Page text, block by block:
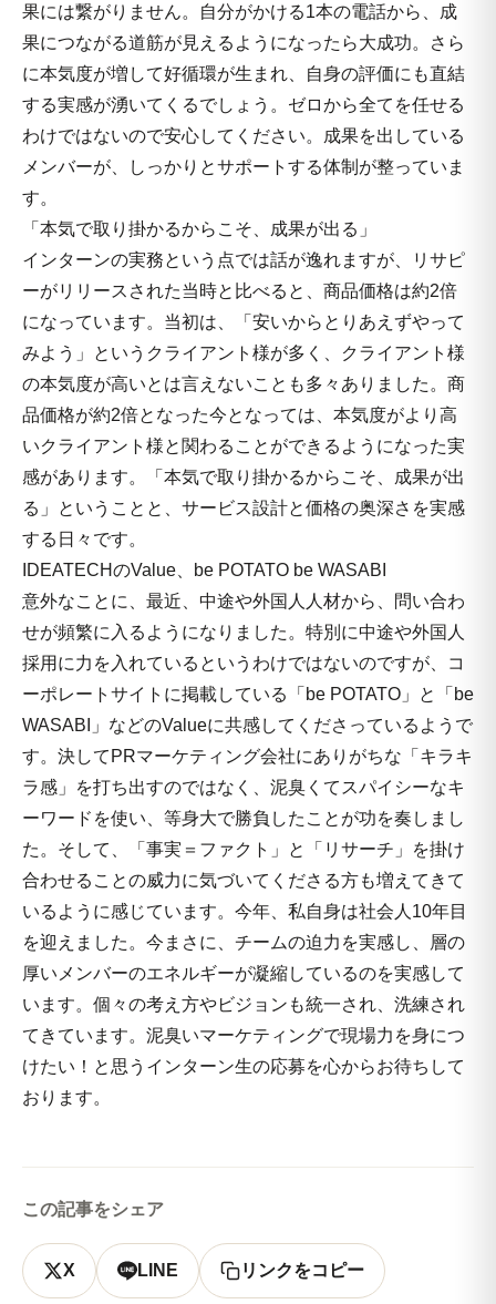
果には繋がりません。自分がかける1本の電話から、成
果につながる道筋が見えるようになったら大成功。さら
に本気度が増して好循環が生まれ、自身の評価にも直結
する実感が湧いてくるでしょう。ゼロから全てを任せる
わけではないので安心してください。成果を出している
メンバーが、しっかりとサポートする体制が整っていま
す。
「本気で取り掛かるからこそ、成果が出る」
インターンの実務という点では話が逸れますが、リサピ
ーがリリースされた当時と比べると、商品価格は約2倍
になっています。当初は、「安いからとりあえずやって
みよう」というクライアント様が多く、クライアント様
の本気度が高いとは言えないことも多々ありました。商
品価格が約2倍となった今となっては、本気度がより高
いクライアント様と関わることができるようになった実
感があります。「本気で取り掛かるからこそ、成果が出
る」ということと、サービス設計と価格の奥深さを実感
する日々です。
IDEATECHのValue、be POTATO be WASABI
意外なことに、最近、中途や外国人人材から、問い合わ
せが頻繁に入るようになりました。特別に中途や外国人
採用に力を入れているというわけではないのですが、コ
ーポレートサイトに掲載している「be POTATO」と「be
WASABI」などのValueに共感してくださっているようで
す。決してPRマーケティング会社にありがちな「キラキ
ラ感」を打ち出すのではなく、泥臭くてスパイシーなキ
ーワードを使い、等身大で勝負したことが功を奏しまし
た。そして、「事実＝ファクト」と「リサーチ」を掛け
合わせることの威力に気づいてくださる方も増えてきて
いるように感じています。今年、私自身は社会人10年目
を迎えました。今まさに、チームの迫力を実感し、層の
厚いメンバーのエネルギーが凝縮しているのを実感して
います。個々の考え方やビジョンも統一され、洗練され
てきています。泥臭いマーケティングで現場力を身につ
けたい！と思うインターン生の応募を心からお待ちして
おります。
この記事をシェア
X LINE リンクをコピー